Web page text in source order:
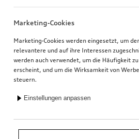
*Unverbindliche Preisempfehlung der
gesetzlicher MwSt. Preise beim Audi Partner
Marketing-Cookies
Marketing-Cookies werden eingesetzt, um
relevantere und auf ihre Interessen
werden auch verwendet, um die Häufigkeit
erscheint, und um die Wirksamkeit von
steuern.
Einstellungen anpassen